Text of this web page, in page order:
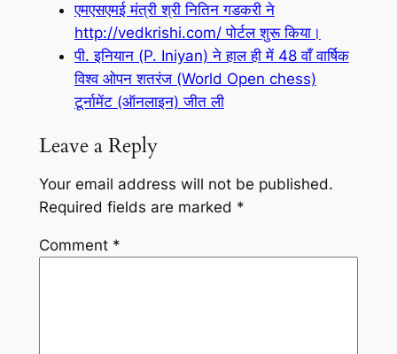
एमएसएमई मंत्री श्री नितिन गडकरी ने
http://vedkrishi.com/ पोर्टल शुरू किया।
पी. इनियान (P. Iniyan) ने हाल ही में 48 वाँ वार्षिक
विश्व ओपन शतरंज (World Open chess)
टूर्नामेंट (ऑनलाइन) जीत ली
Leave a Reply
Your email address will not be published.
Required fields are marked *
Comment *